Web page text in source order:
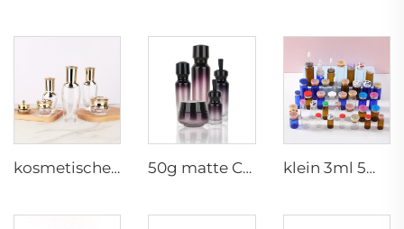
kosmetische Glasflaschen 5g 30g 50g 40ml 100ml 120ml Glasdose mit Deckel Flaschenlieferanten Kosmetikcreme Glasflaschen und -dosen 50g matte Cremedose 15ml 30ml lila Öl Glas Tropfenflasche 100ml 50ml geschliffene Glas Sprühflasche klein 3ml 5ml 10ml Glas-Serum-Ampulle leere Flasche für medizinische Verwendung mit Gummistopfen